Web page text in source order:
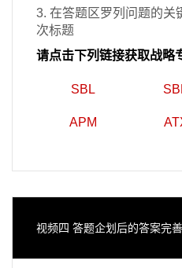
3. 在答题区罗列问题的关
次标题
请点击下列链接获取战略
SBL
APM
视频四 答题企划后的答案完善